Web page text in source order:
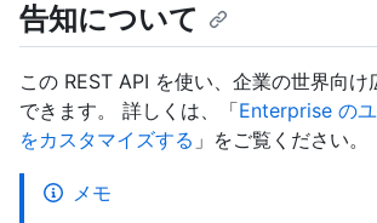
告知について
この REST API を使い、企業の世界向け
できます。 詳しくは、「Enterprise の
をカスタマイズする 」をご覧ください。
メモ